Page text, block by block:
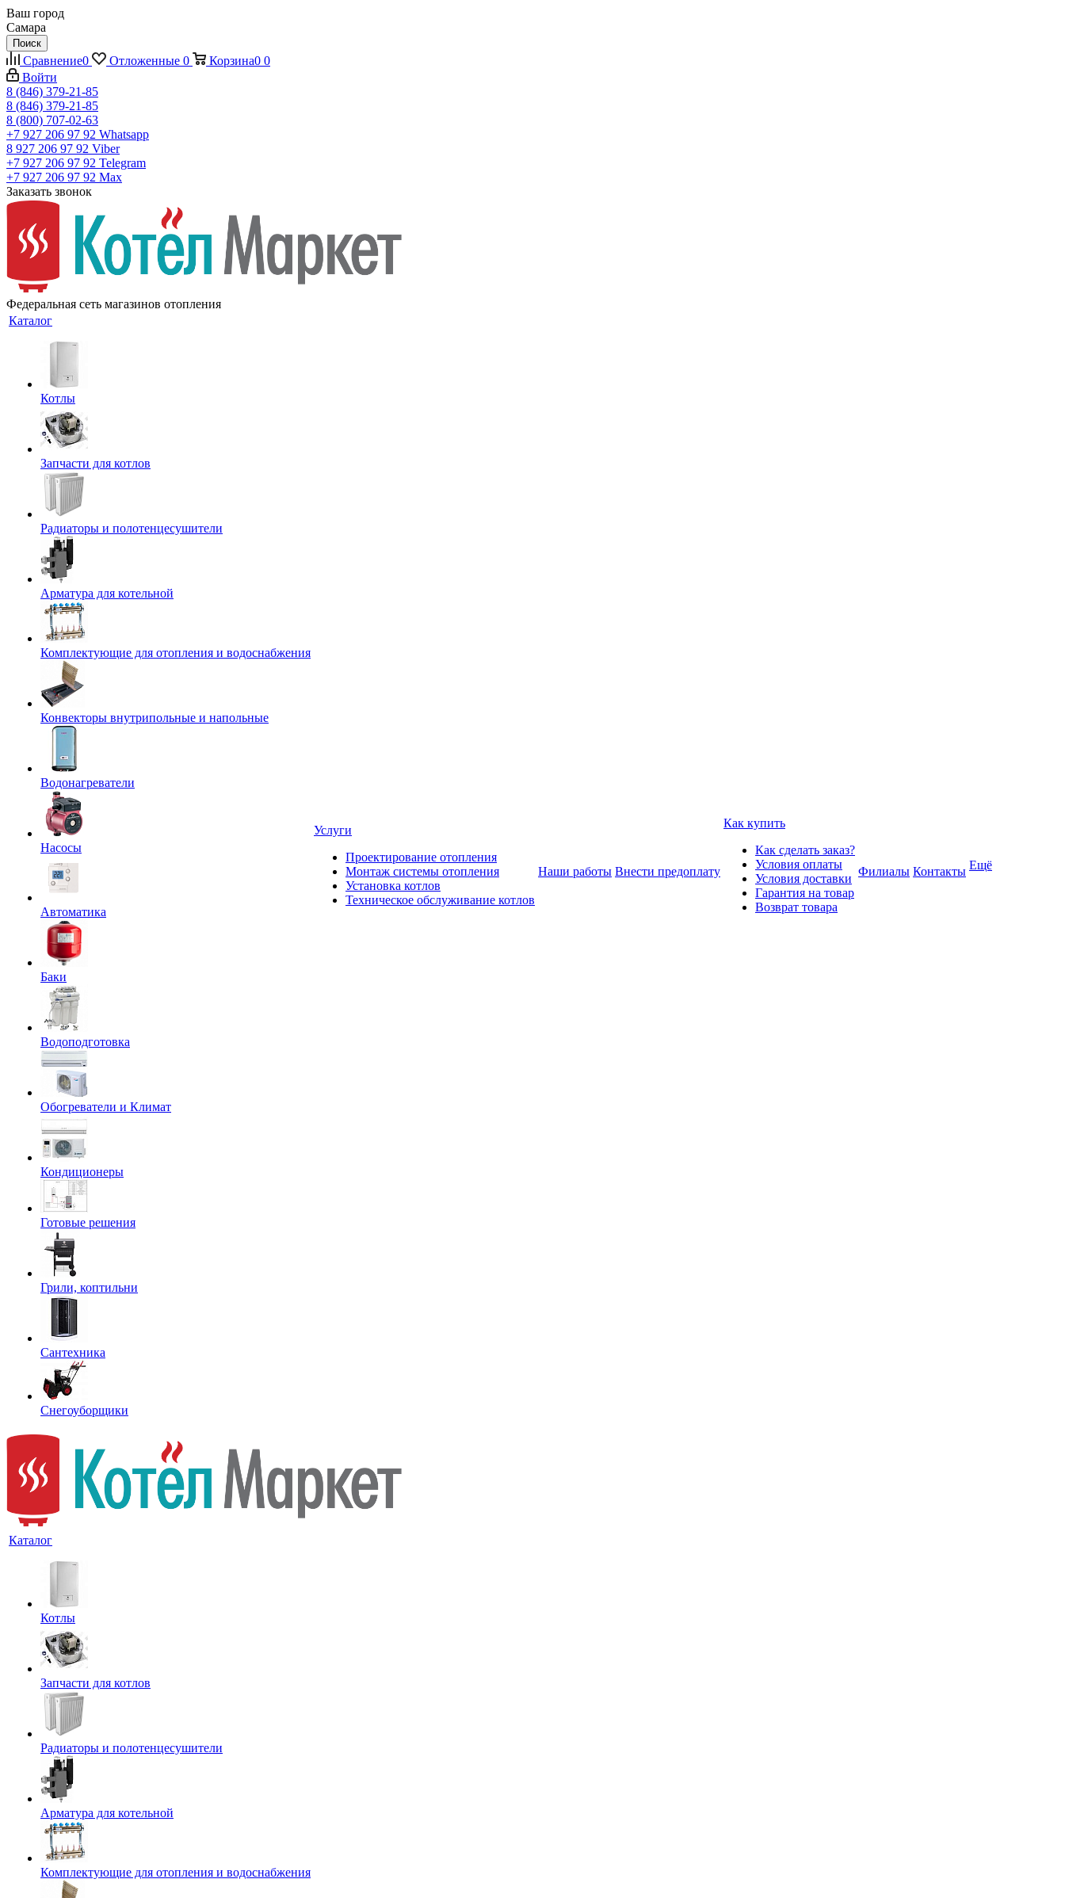
Ваш город
Самара
Поиск
Сравнение0 Отложенные 0 Корзина0 0
Войти
8 (846) 379-21-85
8 (846) 379-21-85
8 (800) 707-02-63
+7 927 206 97 92 Whatsapp
8 927 206 97 92 Viber
+7 927 206 97 92 Telegram
+7 927 206 97 92 Max
Заказать звонок
Федеральная сеть магазинов отопления
Каталог
Котлы
Запчасти для котлов
Радиаторы и полотенцесушители
Арматура для котельной
Комплектующие для отопления и водоснабжения
Конвекторы внутрипольные и напольные
Водонагреватели
Насосы
Автоматика
Баки
Водоподготовка
Обогреватели и Климат
Кондиционеры
Готовые решения
Грили, коптильни
Сантехника
Снегоуборщики
Услуги
Проектирование отопления
Монтаж системы отопления
Установка котлов
Техническое обслуживание котлов
Наши работы Внести предоплату
Как купить
Как сделать заказ?
Условия оплаты
Условия доставки
Гарантия на товар
Возврат товара
Филиалы Контакты Ещё
Каталог
Котлы
Запчасти для котлов
Радиаторы и полотенцесушители
Арматура для котельной
Комплектующие для отопления и водоснабжения